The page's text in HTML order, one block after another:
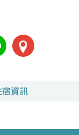
宿資訊